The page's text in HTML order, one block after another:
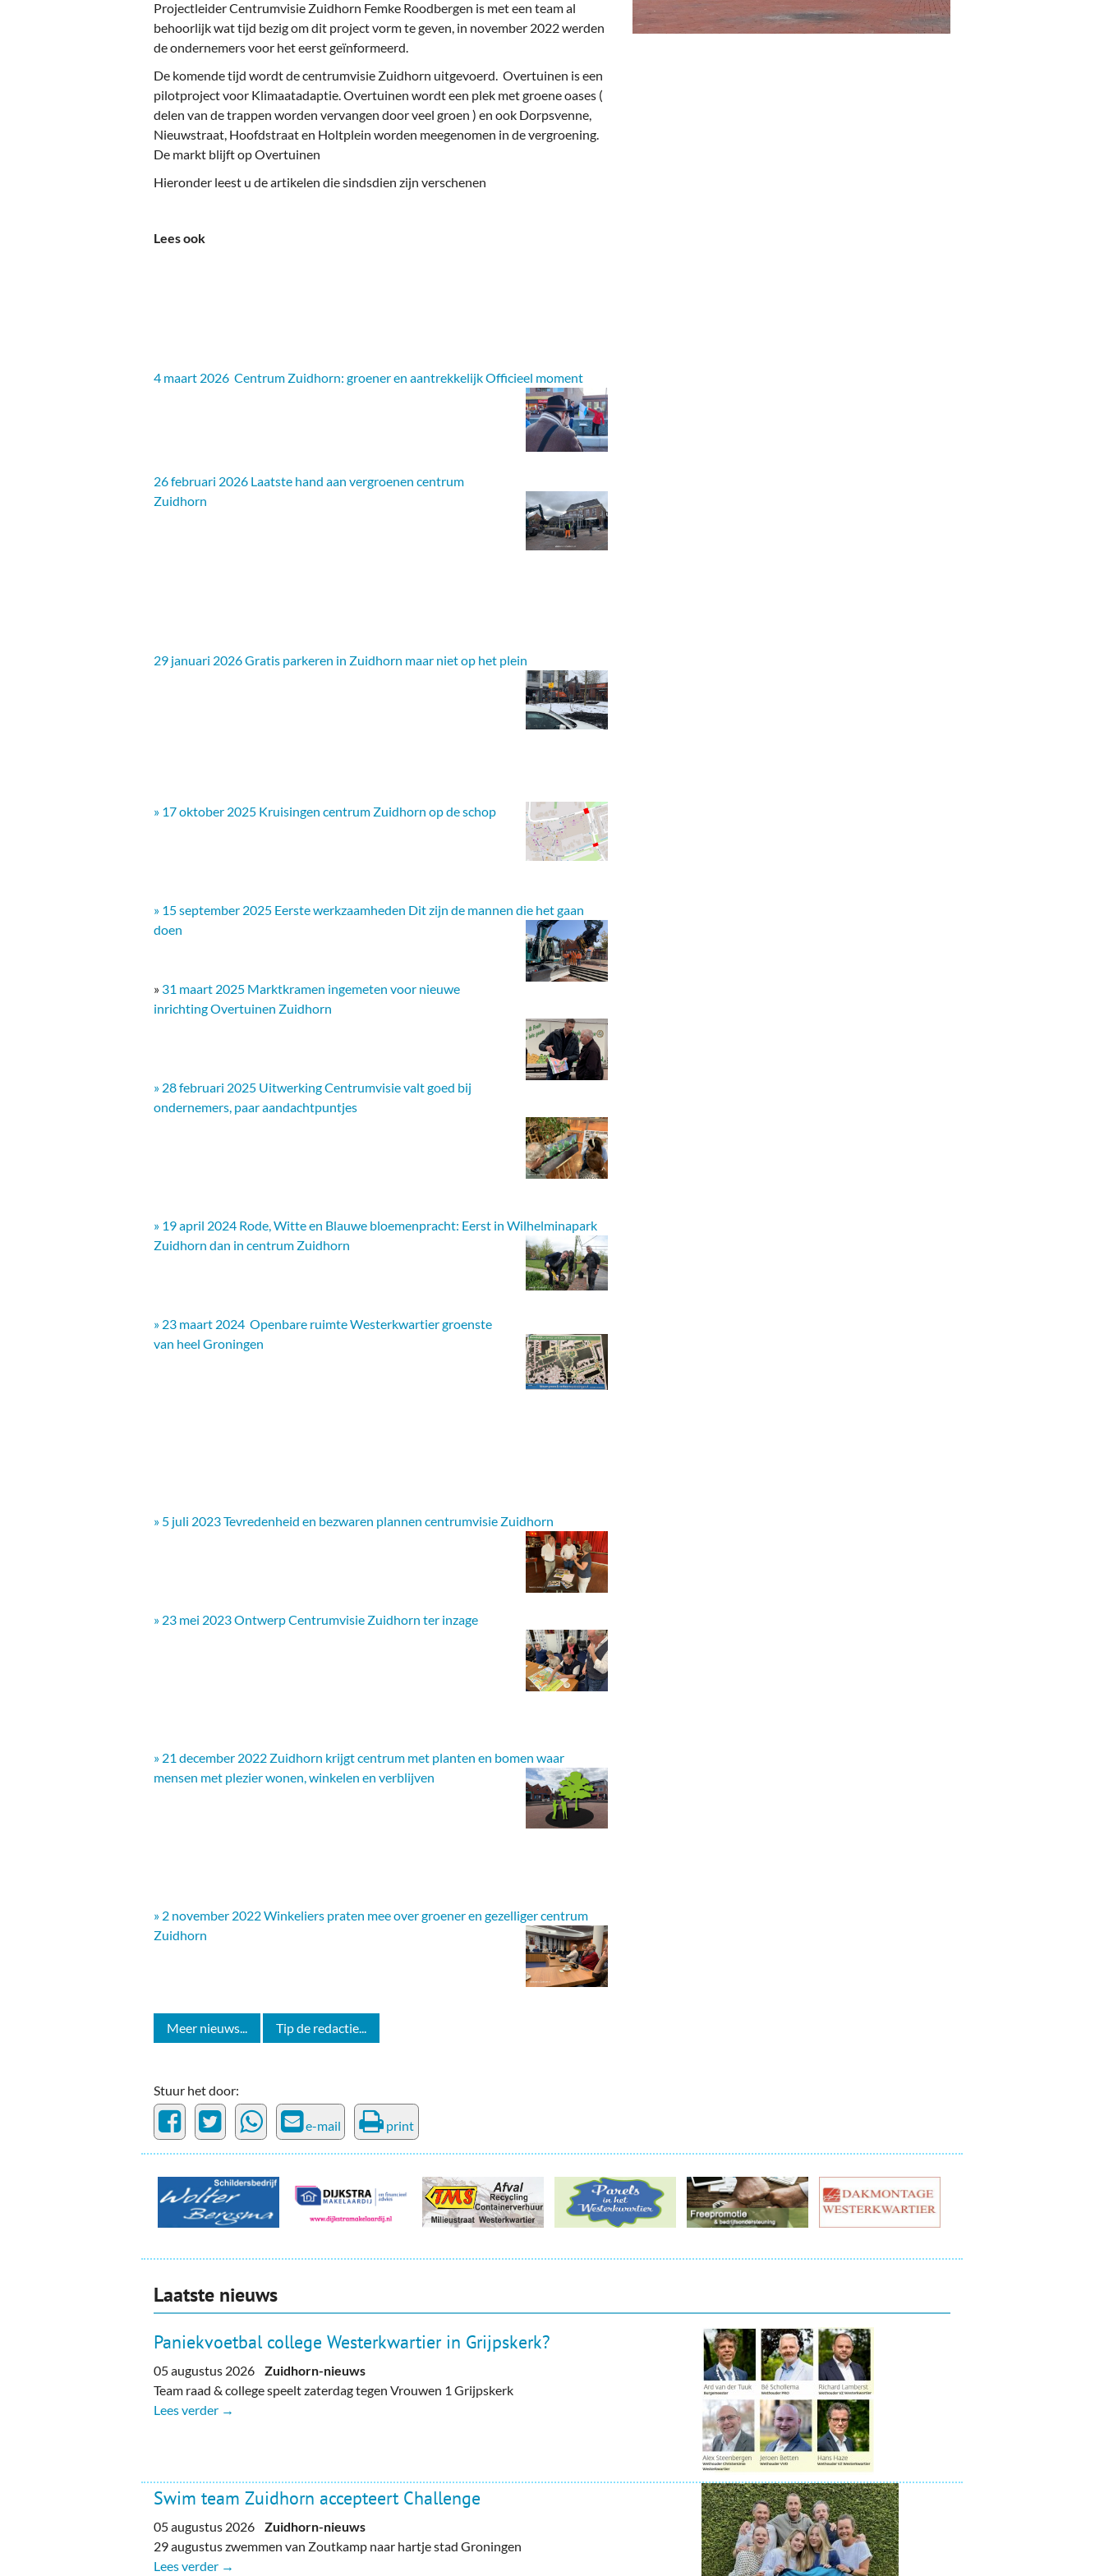
Politieke Partijen
Zuidhorners
On-line bestellen in Zuidhorn
Financiën, Makelaars & Hypotheken
Diensten, Gemak & Zakelijk
Projectleider Centrumvisie Zuidhorn Femke Roodbergen is met een team al
behoorlijk wat tijd bezig om dit project vorm te geven, in november 2022 werden
de ondernemers voor het eerst geïnformeerd.
De komende tijd wordt de centrumvisie Zuidhorn uitgevoerd. Overtuinen is een
pilotproject voor Klimaatadaptie. Overtuinen wordt een plek met groene oases (
delen van de trappen worden vervangen door veel groen ) en ook Dorpsvenne,
Nieuwstraat, Hoofdstraat en Holtplein worden meegenomen in de vergroening.
De markt blijft op Overtuinen
Hieronder leest u de artikelen die sindsdien zijn verschenen
Lees ook
4 maart 2026 Centrum Zuidhorn: groener en aantrekkelijk Officieel moment
26 februari 2026 Laatste hand aan vergroenen centrum
Zuidhorn
29 januari 2026 Gratis parkeren in Zuidhorn maar niet op het plein
» 17 oktober 2025 Kruisingen centrum Zuidhorn op de schop
» 15 september 2025 Eerste werkzaamheden Dit zijn de mannen die het gaan
doen
» 31 maart 2025 Marktkramen ingemeten voor nieuwe
inrichting Overtuinen Zuidhorn
» 28 februari 2025 Uitwerking Centrumvisie valt goed bij
ondernemers, paar aandachtpuntjes
» 19 april 2024 Rode, Witte en Blauwe bloemenpracht: Eerst in Wilhelminapark
Zuidhorn dan in centrum Zuidhorn
» 23 maart 2024 Openbare ruimte Westerkwartier groenste
van heel Groningen
» 5 juli 2023 Tevredenheid en bezwaren plannen centrumvisie Zuidhorn
» 23 mei 2023 Ontwerp Centrumvisie Zuidhorn ter inzage
» 21 december 2022 Zuidhorn krijgt centrum met planten en bomen waar
mensen met plezier wonen, winkelen en verblijven
» 2 november 2022 Winkeliers praten mee over groener en gezelliger centrum
Zuidhorn
Meer nieuws... Tip de redactie...
Stuur het door:
e-mail print
Laatste nieuws
Paniekvoetbal college Westerkwartier in Grijpskerk?
05 augustus 2026Zuidhorn-nieuws
Team raad & college speelt zaterdag tegen Vrouwen 1 Grijpskerk
Lees verder →
Swim team Zuidhorn accepteert Challenge
05 augustus 2026Zuidhorn-nieuws
29 augustus zwemmen van Zoutkamp naar hartje stad Groningen
Lees verder →